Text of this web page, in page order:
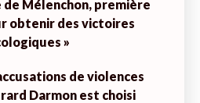
de Mélenchon, première
obtenir des victoires
»
de violences
Darmon est choisi